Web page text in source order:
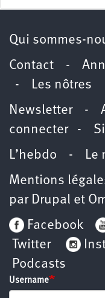
Qui sommes-
Contact -
-
Les nôtres
Newsletter-
connecter-
L’hebdo -
Le
Mentions
par Drupal et
Facebook
Twitter
Podcasts
Username